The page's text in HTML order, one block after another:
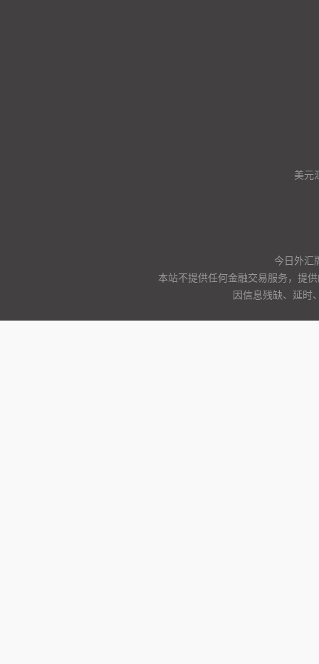
美元
今日外汇
本站不提供任何金融交易服务，提
因信息残缺、延时